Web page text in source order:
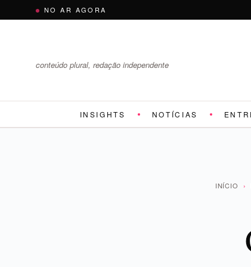
para
NO AR AGORA
conteúdo plural, redação independente
INSIGHTS NOTÍCIAS
INÍCIO ›